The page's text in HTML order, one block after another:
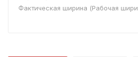
Фактическая ширина (Рабочая